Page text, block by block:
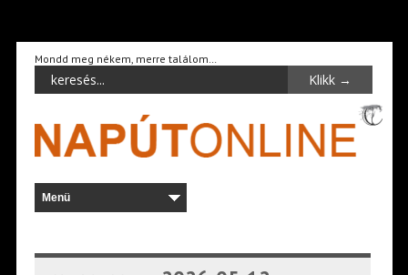
Mondd meg nékem, merre találom…